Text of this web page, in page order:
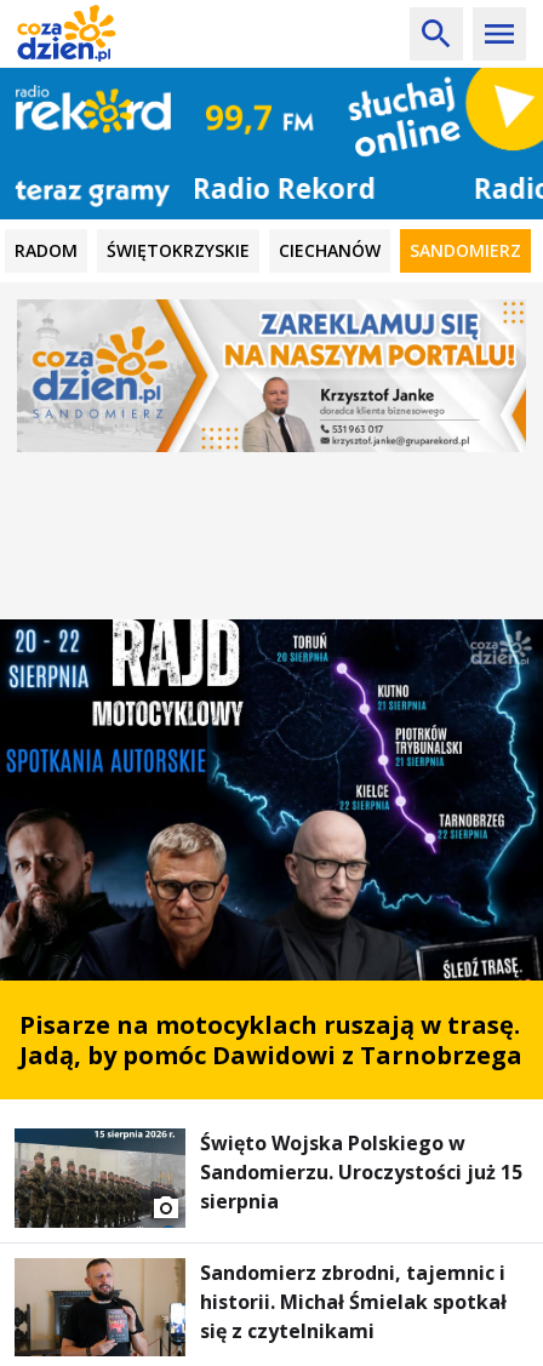
Radio Rekord
RADOM ŚWIĘTOKRZYSKIE CIECHANÓW SANDOMIERZ
Pisarze na motocyklach ruszają w trasę.
Jadą, by pomóc Dawidowi z Tarnobrzega
Święto Wojska Polskiego w
Sandomierzu. Uroczystości już 15
sierpnia
Sandomierz zbrodni, tajemnic i
historii. Michał Śmielak spotkał
się z czytelnikami